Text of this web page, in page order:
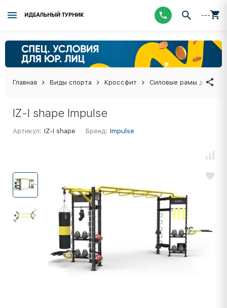
ИДЕАЛЬНЫЙ ТУРНИК ---
Главная Виды спорта Кроссфит Силовые рамы для
IZ-I shape Impulse
Артикул: IZ-I shape Бренд: Impulse